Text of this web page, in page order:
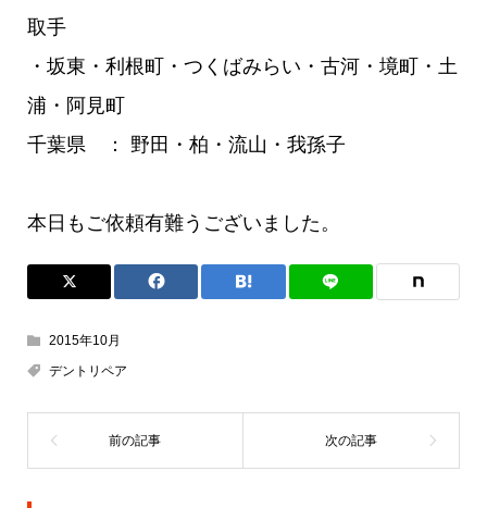
取手
・坂東・利根町・つくばみらい・古河・境町・土
浦・阿見町
千葉県 ： 野田・柏・流山・我孫子
本日もご依頼有難うございました。
2015年10月
デントリペア